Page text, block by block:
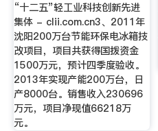
“十二五”轻工业科技创新先进
集体 - clii.com.cn3、2011年
沈阳200万台节能环保电冰箱技
改项目，项目共获得国拨资金
1500万元，预计四季度验收。
2013年实现产能200万台，日
产8000台。销售收入230696
万元，项目净现值66218万
元。